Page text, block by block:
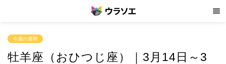
今週の運勢
牡羊座（おひつじ座）｜3月14日～3